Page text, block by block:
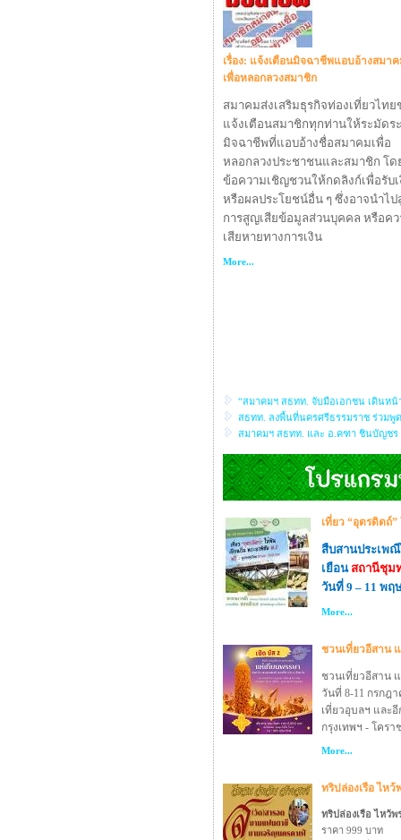
เรื่อง: แจ้งเตือนมิจฉาชีพแอบอ้างสมา
เพื่อหลอกลวงสมาชิก
สมาคมส่งเสริมธุรกิจท่องเที่ยวไทย
แจ้งเตือนสมาชิกทุกท่านให้ระมัดร
มิจฉาชีพที่แอบอ้างชื่อสมาคมเพื่อ
หลอกลวงประชาชนและสมาชิก โด
ข้อความเชิญชวนให้กดลิงก์เพื่อรับ
หรือผลประโยชน์อื่น ๆ ซึ่งอาจนำไป
การสูญเสียข้อมูลส่วนบุคคล หรือคว
เสียหายทางการเงิน
More...
“สมาคมฯ สธทท. จับมือเอกชน เดินหน้า
สธทท. ลงพื้นที่นครศรีธรรมราช ร่วมพู
สมาคมฯ สธทท. และ อ.คฑา ชินบัญชร
เที่ยว “อุตรดิตถ์
สืบสานประเพ
เยือนสถานีชุม
วันที่ 9 – 11 พฤ
More...
ชวนเที่ยวอีสาน
ชวนเที่ยวอีสาน
วันที่ 8-11 กรกฎ
เที่ยวอุบลฯ และ
กรุงเทพฯ - โครา
More...
ทริปล่องเรือ ไหว้
ทริปล่องเรือ ไหว้พ
ราคา 999 บาท